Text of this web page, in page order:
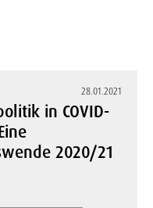
28.01.2021
in COVID-
2020/21